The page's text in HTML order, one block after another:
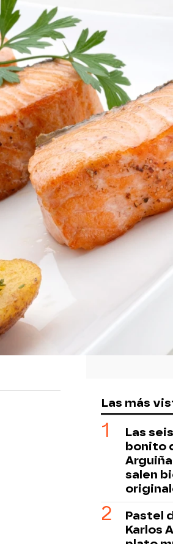
pesto, de Karlos Arguiñano
Facebook
X Flipboard
salmón,
de
así
Las más
Las
bonito
salen
Pastel
Karlos